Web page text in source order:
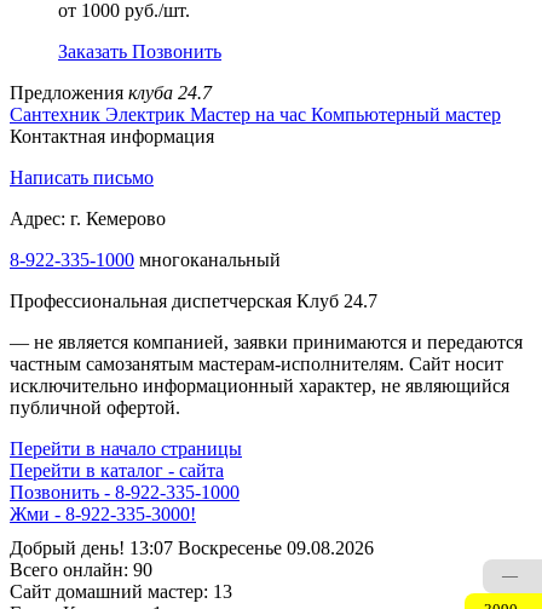
от 1000 руб./шт.
Заказать Позвонить
Предложения клуба 24.7
Сантехник Электрик Мастер на час Компьютерный мастер
Контактная информация
Написать письмо
Адрес: г. Кемерово
8-922-335-1000 многоканальный
Профессиональная диспетчерская Клуб 24.7
— не является компанией, заявки принимаются и передаются
частным самозанятым мастерам‑исполнителям. Сайт носит
исключительно информационный характер, не являющийся
публичной офертой.
Перейти в начало страницы
Перейти в каталог - сайта
Позвонить - 8-922-335-1000
Жми - 8-922-335-3000!
Добрый день! 13:07 Воскресенье 09.08.2026
Всего онлайн: 90
Сайт домашний мастер: 13
—